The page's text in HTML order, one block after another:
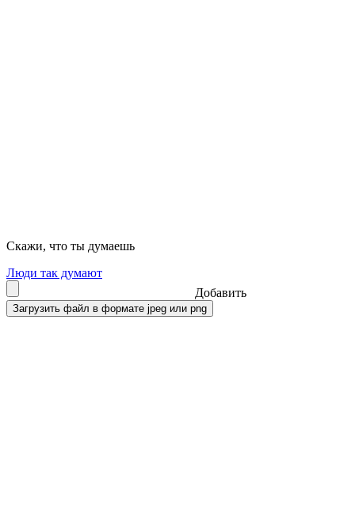
Скажи, что ты думаешь
Люди так думают
Добавить